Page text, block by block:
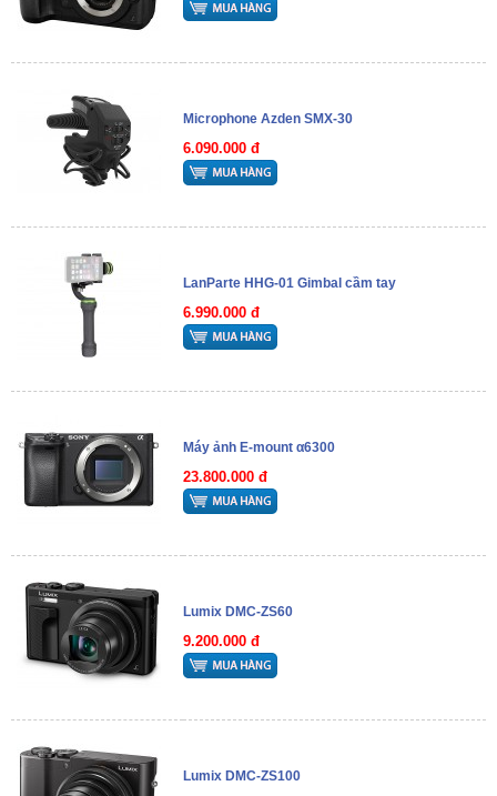
Microphone Azden SMX-30
6.090.000 đ
LanParte HHG-01 Gimbal cầm tay
6.990.000 đ
Máy ảnh E-mount α6300
23.800.000 đ
Lumix DMC-ZS60
9.200.000 đ
Lumix DMC-ZS100